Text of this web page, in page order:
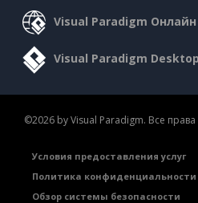
Visual Paradigm Онлайн
Visual Paradigm Desktop
©2026 by Visual Paradigm. Все
Условия предоставления услуг
Политика конфиденциальности
Обзор системы безопасности